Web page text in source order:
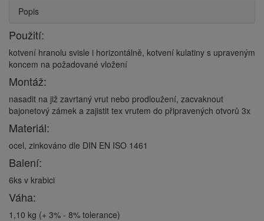
Popis
Použití:
kotvení hranolu svisle i horizontálně, kotvení kulatiny s upraveným
koncem na požadované vložení
Montáž:
nasadit na již zavrtaný vrut nebo prodloužení, zacvaknout
bajonetový zámek a zajistit tex vrutem do připravených otvorů 3x
Materiál:
ocel, zinkováno dle DIN EN ISO 1461
Balení:
6ks v krabici
Váha:
1,10 kg (+ 3% - 8% tolerance)